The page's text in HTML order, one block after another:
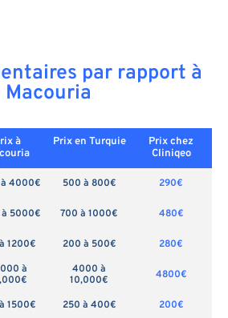
par rapport à
Macouria
à
Prix en Turquie
Prix chez
Cliniqeo
4000€ 500 à 800€
290€
5000€ 700 à 1000€
480€
1200€ 200 à 500€
280€
à
4000 à
10,000€
4800€
1500€ 250 à 400€
200€